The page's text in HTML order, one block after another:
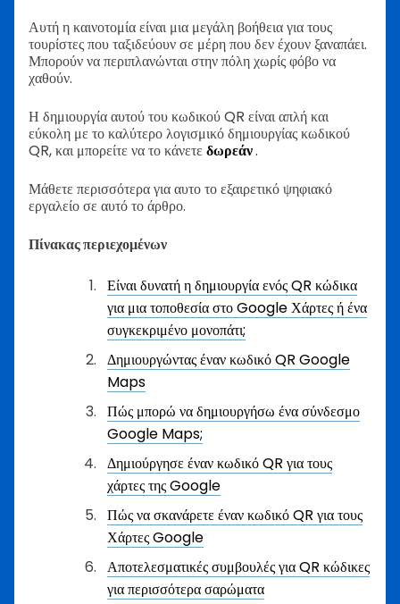
Αυτή η καινοτομία είναι μια μεγάλη βοήθεια για τους
τουρίστες που ταξιδεύουν σε μέρη που δεν έχουν ξαναπάει.
Μπορούν να περιπλανώνται στην πόλη χωρίς φόβο να
χαθούν.
Η δημιουργία αυτού του κωδικού QR είναι απλή και
εύκολη με το καλύτερο λογισμικό δημιουργίας κωδικού
QR, και μπορείτε να το κάνετε δωρεάν.
Μάθετε περισσότερα για αυτο το εξαιρετικό ψηφιακό
εργαλείο σε αυτό το άρθρο.
Πίνακας περιεχομένων
Είναι δυνατή η δημιουργία ενός QR κώδικα
για μια τοποθεσία στο Google Χάρτες ή ένα
συγκεκριμένο μονοπάτι;
Δημιουργώντας έναν κωδικό QR Google
Maps
Πώς μπορώ να δημιουργήσω ένα σύνδεσμο
Google Maps;
Δημιούργησε έναν κωδικό QR για τους
χάρτες της Google
Πώς να σκανάρετε έναν κωδικό QR για τους
Χάρτες Google
Αποτελεσματικές συμβουλές για QR κώδικες
για περισσότερα σαρώματα